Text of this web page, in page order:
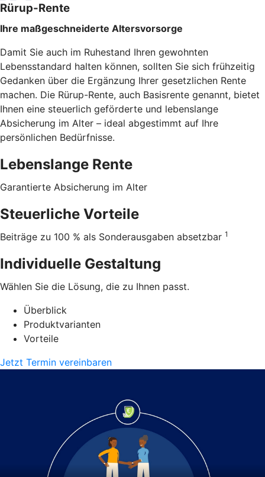
Rürup-Rente
Ihre maßgeschneiderte Altersvorsorge
Damit Sie auch im Ruhestand Ihren gewohnten
Lebensstandard halten können, sollten Sie sich frühzeitig
Gedanken über die Ergänzung Ihrer gesetzlichen Rente
machen. Die Rürup-Rente, auch Basisrente genannt, bietet
Ihnen eine steuerlich geförderte und lebenslange
Absicherung im Alter – ideal abgestimmt auf Ihre
persönlichen Bedürfnisse.
Lebenslange Rente
Garantierte Absicherung im Alter
Steuerliche Vorteile
Beiträge zu 100 % als Sonderausgaben absetzbar 1
Individuelle Gestaltung
Wählen Sie die Lösung, die zu Ihnen passt.
Überblick
Produktvarianten
Vorteile
Jetzt Termin vereinbaren